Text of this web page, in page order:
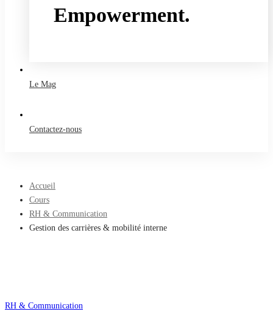
Empowerment.
Le Mag
Contactez-nous
Accueil
Cours
RH & Communication
Gestion des carrières & mobilité interne
RH & Communication